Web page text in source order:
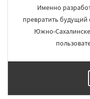
Именно
превратить будущий
Южно-